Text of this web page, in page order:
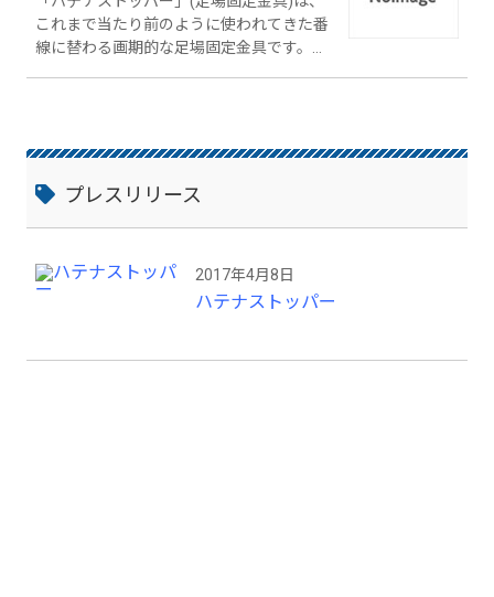
これまで当たり前のように使われてきた番
線に替わる画期的な足場固定金具です。杉
付けられます。 迅速・・・「番線」の約９
倍のスピードで足場を固定できます。 安
全・・・「番線」切断時の事故や怪我の発
生を解消します。 エコ・・・「番線」切断
す。
プレスリリース
2017年4月8日
ハテナストッパー